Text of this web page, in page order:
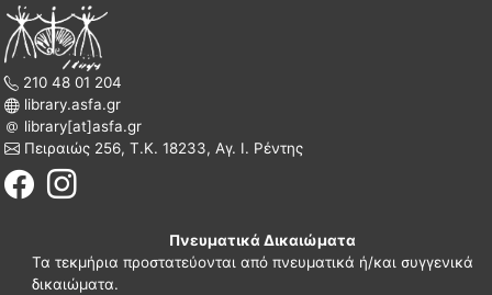
210 48 01 204
library.asfa.gr
library[at]asfa.gr
Πειραιώς 256, Τ.Κ. 18233, Αγ. Ι. Ρέντης
Πνευματικά Δικαιώματα
Τα τεκμήρια προστατεύονται από πνευματικά ή/και συγγενικά
δικαιώματα.